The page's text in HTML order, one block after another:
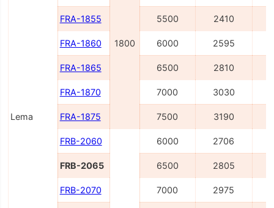
Lema
1800
FRA-1855 5500 2410
FRA-1860 6000 2595
FRA-1865 6500 2810
FRA-1870 7000 3030
FRA-1875 7500 3190
FRB-2060 6000 2706
FRB-2065 6500 2805
FRB-2070 7000 2975